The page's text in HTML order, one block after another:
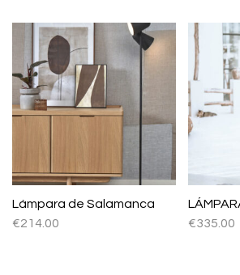
Lámpara de Salamanca
€214.00
€335.00